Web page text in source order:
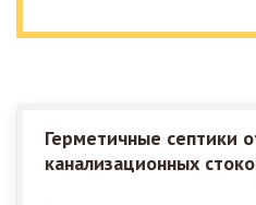
Герметичные септики
канализационных